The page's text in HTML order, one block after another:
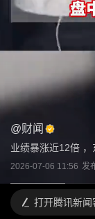
@财闻
业绩暴涨近12倍
2026-07-06 11:56 发
打开腾讯新